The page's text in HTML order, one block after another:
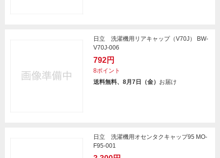
日立 洗濯機用リアキャップ（V70J） BW-
V70J-006
792円
8ポイント
送料無料、8月7日（金） お届け
日立 洗濯機用オセンタクキャップ95 MO-
F95-001